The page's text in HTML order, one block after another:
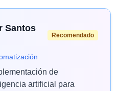
Santos
Recomendado
de
artificial para